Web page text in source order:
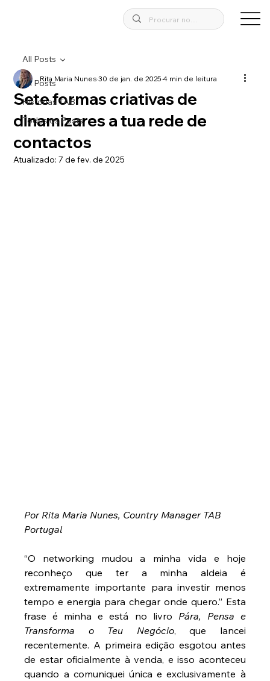
All Posts
Historias TAB
Todos os Posts
All Posts
Sete formas criativas de
dinamizares a tua rede de
contactos
Rita Maria Nunes30 de jan. de 20254 min de leitura
Atualizado:7 de fev. de 2025
Por Rita Maria Nunes, Country Manager TAB
Portugal
“O networking mudou a minha vida e hoje
reconheço que ter a minha aldeia é
extremamente importante para investir menos
tempo e energia para chegar onde quero.” Esta
frase é minha e está no livro Pára, Pensa e
Transforma o Teu Negócio, que lancei
recentemente. A primeira edição esgotou antes
de estar oficialmente à venda, e isso aconteceu
quando a comuniquei única e exclusivamente à